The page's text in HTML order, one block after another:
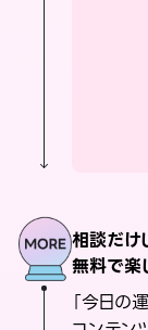
相談だけ
無料で楽
「今日の